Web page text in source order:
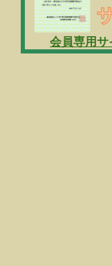
会員専用サ